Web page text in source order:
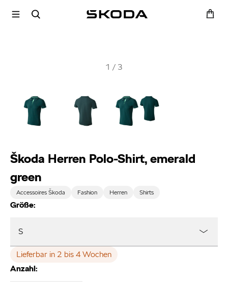
1 / 3
Škoda Herren Polo-Shirt, emerald
green
Accessoires Škoda Fashion Herren Shirts
Größe:
S
Lieferbar in 2 bis 4 Wochen
Anzahl: